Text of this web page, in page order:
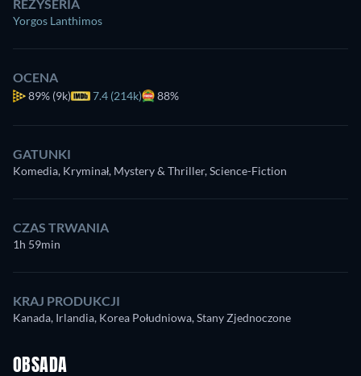
REŻYSERIA
Yorgos Lanthimos
OCENA
89% (9k) 7.4 (214k) 88%
GATUNKI
Komedia, Kryminał, Mystery & Thriller, Science-Fiction
CZAS TRWANIA
1h 59min
KRAJ PRODUKCJI
Kanada, Irlandia, Korea Południowa, Stany Zjednoczone
OBSADA